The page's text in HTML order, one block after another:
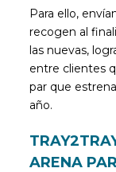
Para ello,
recogen al
las nuevas,
entre clientes
par que
año.
ARENA